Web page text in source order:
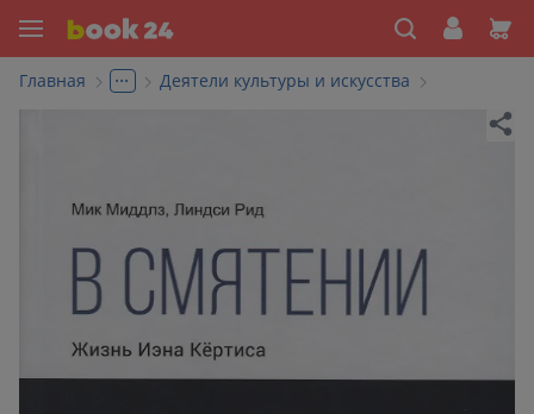
Главная ... Деятели культуры и искусства